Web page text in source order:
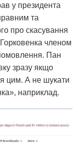
у президента
та
про скасування
членом
Пан
зразу якщо
цим. А не шукати
наприклад.